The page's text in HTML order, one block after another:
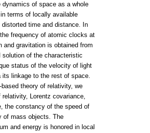
of space as a whole
terms of locally available
time and distance. In
frequency of atomic clocks at
and gravitation is obtained from
of the characteristic
status of the velocity of light
its linkage to the rest of space.
theory of relativity, we
Lorentz covariance,
the constancy of the speed of
of mass objects. The
and energy is honored in local